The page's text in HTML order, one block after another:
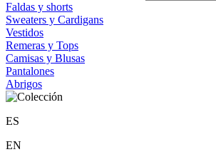
Faldas y shorts
Sweaters y Cardigans
Vestidos
Remeras y Tops
Camisas y Blusas
Pantalones
Abrigos
ES
EN